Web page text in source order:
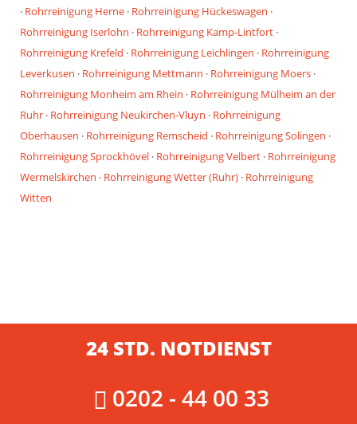
· Rohrreinigung Herne · Rohrreinigung Hückeswagen ·
Rohrreinigung Iserlohn · Rohrreinigung Kamp-Lintfort ·
Rohrreinigung Krefeld · Rohrreinigung Leichlingen · Rohrreinigung
Leverkusen · Rohrreinigung Mettmann · Rohrreinigung Moers ·
Rohrreinigung Monheim am Rhein · Rohrreinigung Mülheim an der
Ruhr · Rohrreinigung Neukirchen-Vluyn · Rohrreinigung
Oberhausen · Rohrreinigung Remscheid · Rohrreinigung Solingen ·
Rohrreinigung Sprockhövel · Rohrreinigung Velbert · Rohrreinigung
Wermelskirchen · Rohrreinigung Wetter (Ruhr) · Rohrreinigung
Witten
24 STD. NOTDIENST
0202 - 44 00 33